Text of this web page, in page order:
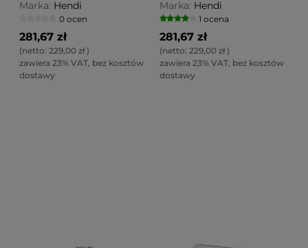
Marka: Hendi
0 ocen
281,67 zł
(netto: 229,00 zł)
zawiera 23% VAT, bez kosztów
dostawy
Marka: Hendi
1 ocena
281,67 zł
(netto: 229,00 zł)
zawiera 23% VAT, bez kosztów
dostawy